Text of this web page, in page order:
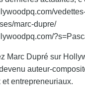
marc-dupre/
Marc Dupré sur
auteur-
et entrepreneuriaux.